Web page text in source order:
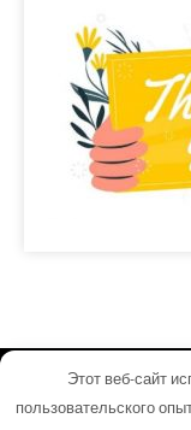
Этот веб-сайт
пользовательского